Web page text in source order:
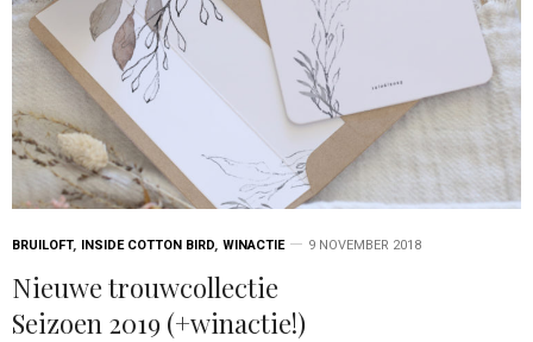
BRUILOFT, INSIDE COTTON BIRD, WINACTIE 9 NOVEMBER 2018
Nieuwe trouwcollectie
Seizoen 2019 (+winactie!)